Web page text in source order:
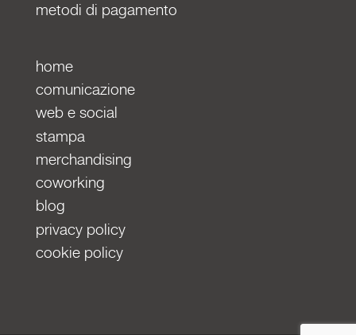
metodi di pagamento
home
comunicazione
web e social
stampa
merchandising
coworking
blog
privacy policy
cookie policy